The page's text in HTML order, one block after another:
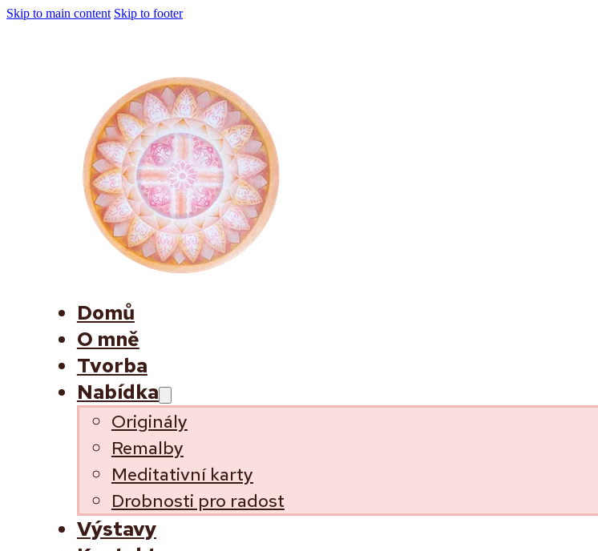
Skip to main content Skip to footer
Domů
O mně
Tvorba
Nabídka
Originály
Remalby
Meditativní karty
Drobnosti pro radost
Výstavy